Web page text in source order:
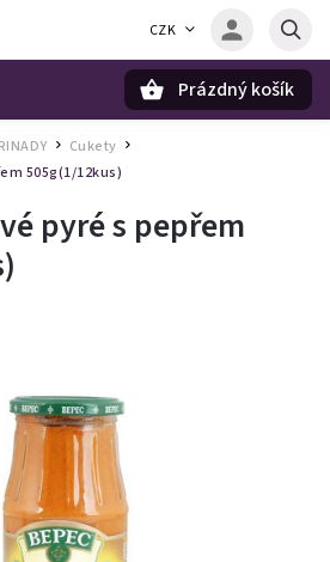
CZK
Prázdný košík
Cukety
505g(1/12kus)
pyré s pepřem